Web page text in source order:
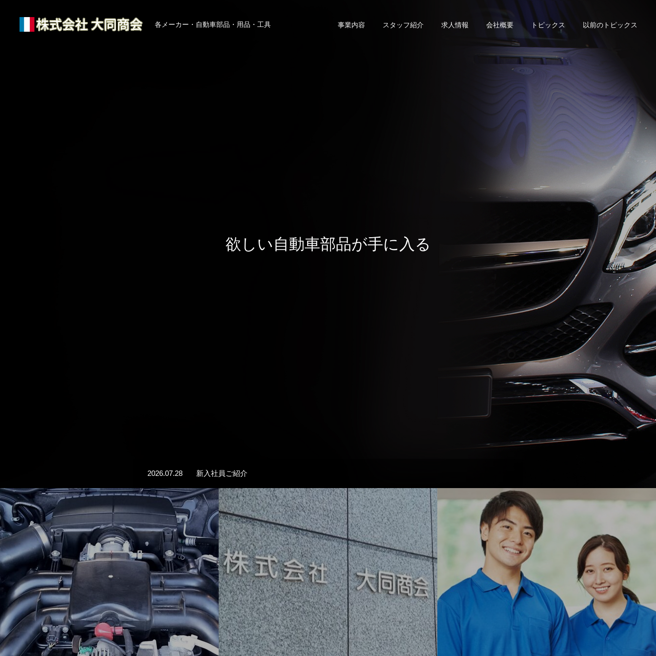
各メーカー・自動車部品・用品・工具 事業内容 スタッフ紹介 求人情報 会社概要 トピックス 以前のトピックス
欲しい自動車部品が手に入る
2026.07.28 新入社員ご紹介
2026.07.13 ２０２６年各メーカー様ディーラー様夏期休暇表ができました
2026.06.3 サマーキャンペーンやってます！
2026.05.7 松屋さんの日
2026.04.13 ２０２６年ゴールデンウィーク各ディーラー様、メーカー様休暇予定表ができました！